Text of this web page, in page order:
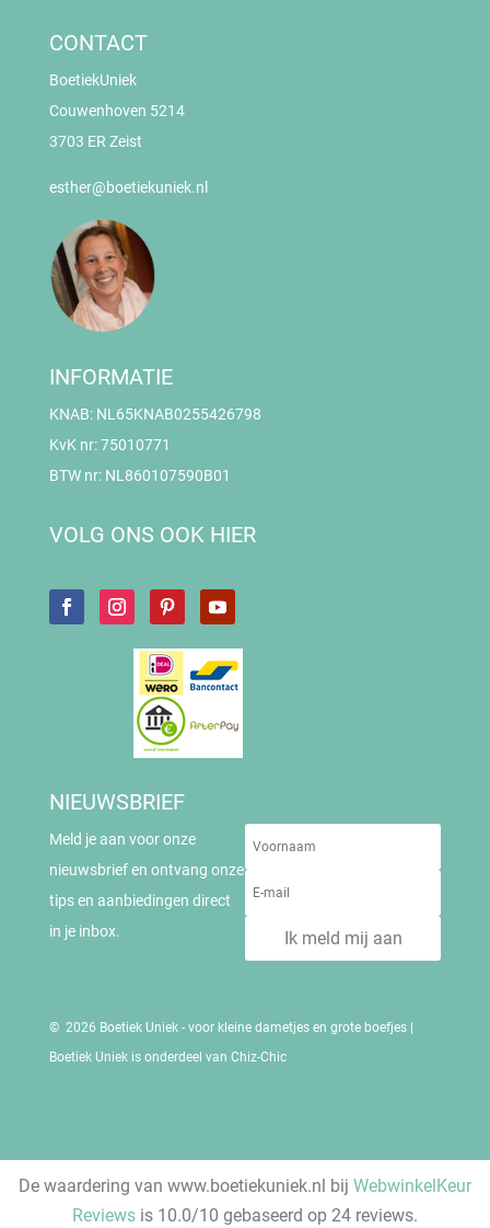
CONTACT
BoetiekUniek
Couwenhoven 5214
3703 ER Zeist
esther@boetiekuniek.nl
INFORMATIE
KNAB: NL65KNAB0255426798
KvK nr: 75010771
BTW nr: NL860107590B01
VOLG ONS OOK HIER
NIEUWSBRIEF
Meld je aan voor onze
nieuwsbrief en ontvang onze
tips en aanbiedingen direct
in je inbox.
Ik meld mij aan
© 2026 Boetiek Uniek - voor kleine dametjes en grote boefjes |
Boetiek Uniek is onderdeel van Chiz-Chic
De waardering van www.boetiekuniek.nl bij WebwinkelKeur
Reviews is 10.0/10 gebaseerd op 24 reviews.